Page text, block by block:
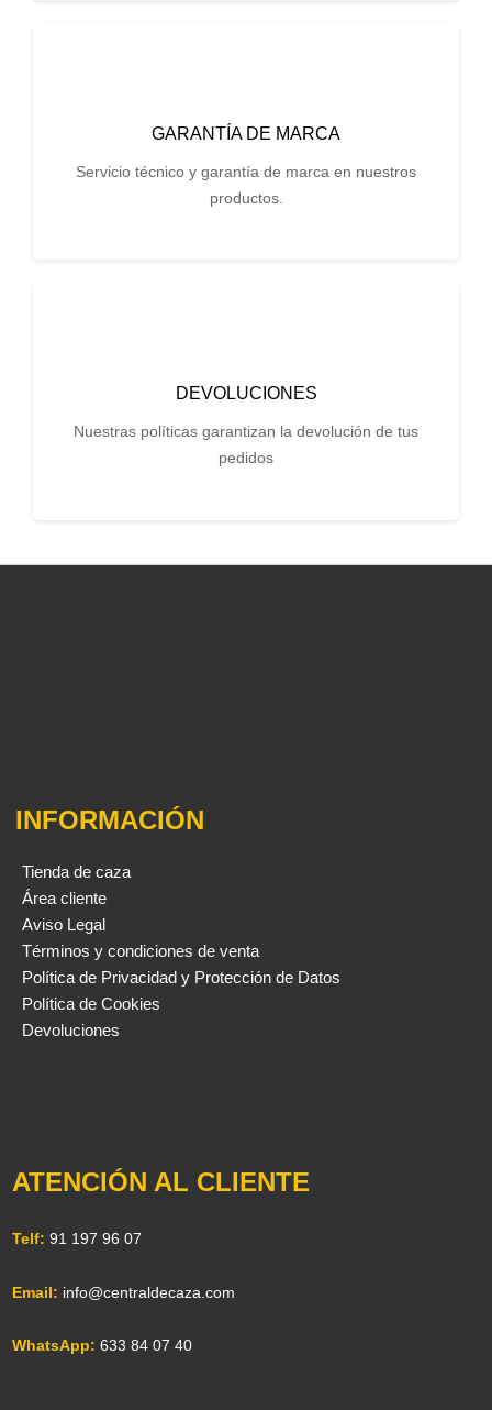
GARANTÍA DE MARCA
Servicio técnico y garantía de marca en nuestros
productos.
DEVOLUCIONES
Nuestras políticas garantizan la devolución de tus
pedidos
INFORMACIÓN
Tienda de caza
Área cliente
Aviso Legal
Términos y condiciones de venta
Política de Privacidad y Protección de Datos
Política de Cookies
Devoluciones
ATENCIÓN AL CLIENTE
Telf: 91 197 96 07
Email: info@centraldecaza.com
WhatsApp: 633 84 07 40